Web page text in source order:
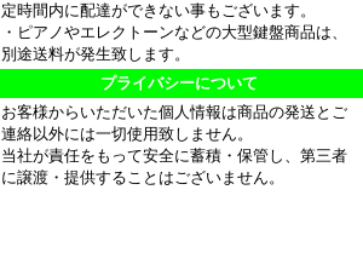
定時間内に配達ができない事もございます。
・ピアノやエレクトーンなどの大型鍵盤商品は、
別途送料が発生致します。
プライバシーについて
お客様からいただいた個人情報は商品の発送とご
連絡以外には一切使用致しません。
当社が責任をもって安全に蓄積・保管し、第三者
に譲渡・提供することはございません。